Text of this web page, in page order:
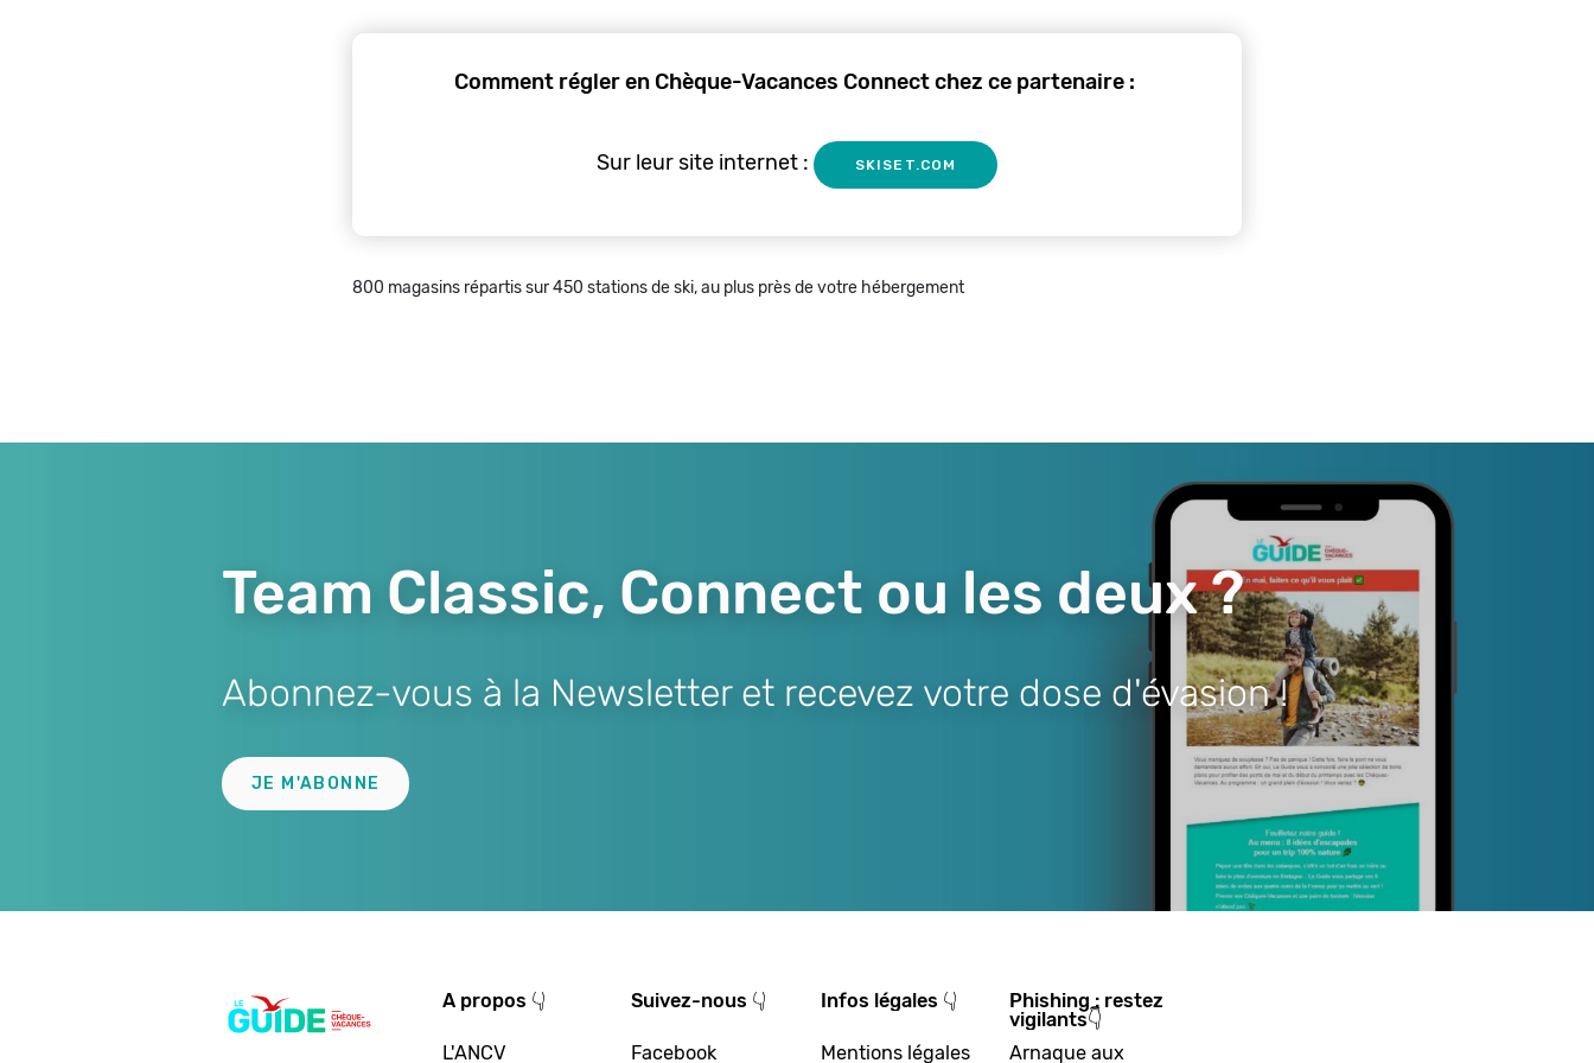
Comment régler en Chèque-Vacances Connect chez ce partenaire :
Sur leur site internet : SKISET.COM
800 magasins répartis sur 450 stations de ski, au plus près de votre hébergement
Team Classic, Connect ou les deux ?
Abonnez-vous à la Newsletter et recevez votre dose d'évasion !
JE M'ABONNE
A propos 👇
L'ANCV
Suivez-nous 👇
Facebook
Infos légales 👇
Mentions légales
Phishing : restez
vigilants👇
Arnaque aux